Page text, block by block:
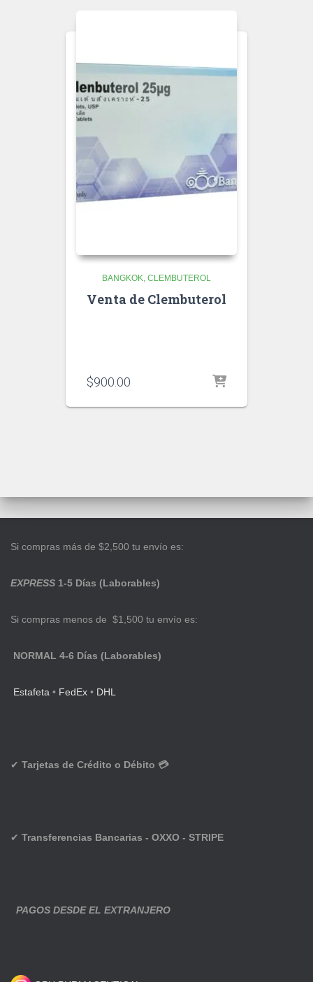
BANGKOK CLEMBUTEROL
Venta de Clembuterol
$900.00
Si compras más de $2,500 tu envío es:
EXPRESS 1-5 Días (Laborables)
Si compras menos de $1,500 tu envío es:
NORMAL 4-6 Días (Laborables)
Estafeta • FedEx • DHL
✔ Tarjetas de Crédito o Débito 💳
✔ Transferencias Bancarias - OXXO - STRIPE
PAGOS DESDE EL EXTRANJERO